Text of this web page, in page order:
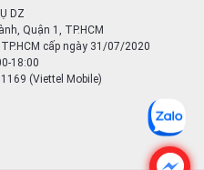
DZ
Quận 1, TP.HCM
TP.HCM cấp ngày 31/07/2020
18:00
(Viettel Mobile)